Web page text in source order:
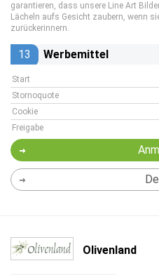
garantieren, dass unsere Line Art
Lächeln aufs Gesicht zaubern, wenn
zurückerinnern.
13 Werbemittel
Start
Stornoquote
Cookie
Freigabe
Olivenland